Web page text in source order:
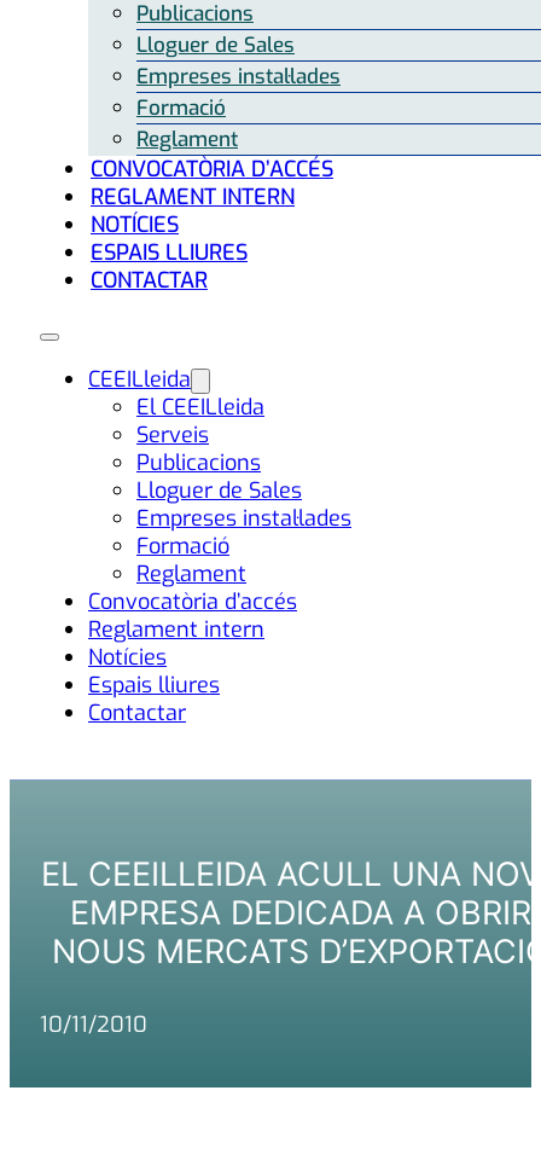
Publicacions
Lloguer de Sales
Empreses instal·lades
Formació
Reglament
CONVOCATÒRIA D’ACCÉS
REGLAMENT INTERN
NOTÍCIES
ESPAIS LLIURES
CONTACTAR
CEEILleida
El CEEILleida
Serveis
Publicacions
Lloguer de Sales
Empreses instal·lades
Formació
Reglament
Convocatòria d’accés
Reglament intern
Notícies
Espais lliures
Contactar
EL CEEILLEIDA ACULL UNA
EMPRESA DEDICADA A OBRIR
NOUS MERCATS
10/11/2010